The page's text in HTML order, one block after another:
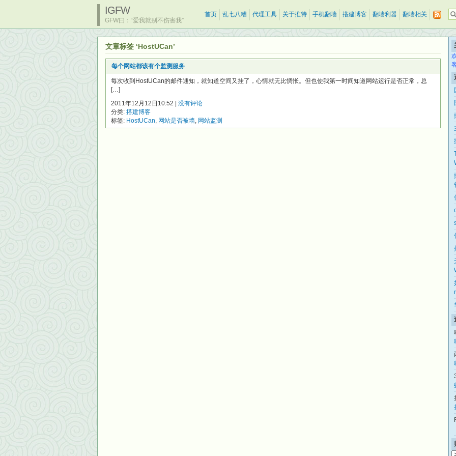
IGFW
GFW曰：“爱我就别不伤害我”
首页 乱七八糟 代理工具 关于推特 手机翻墙 搭建博客 翻墙利器 翻墙相关
文章标签 ‘HostUCan’
每个网站都该有个监测服务
每次收到HostUCan的邮件通知，就知道空间又挂了，心情就无比惆怅。但也使我第一时间知道网站运行是否正常，总
[…]
2011年12月12日10:52 | 没有评论
分类: 搭建博客
标签: HostUCan, 网站是否被墙, 网站监测